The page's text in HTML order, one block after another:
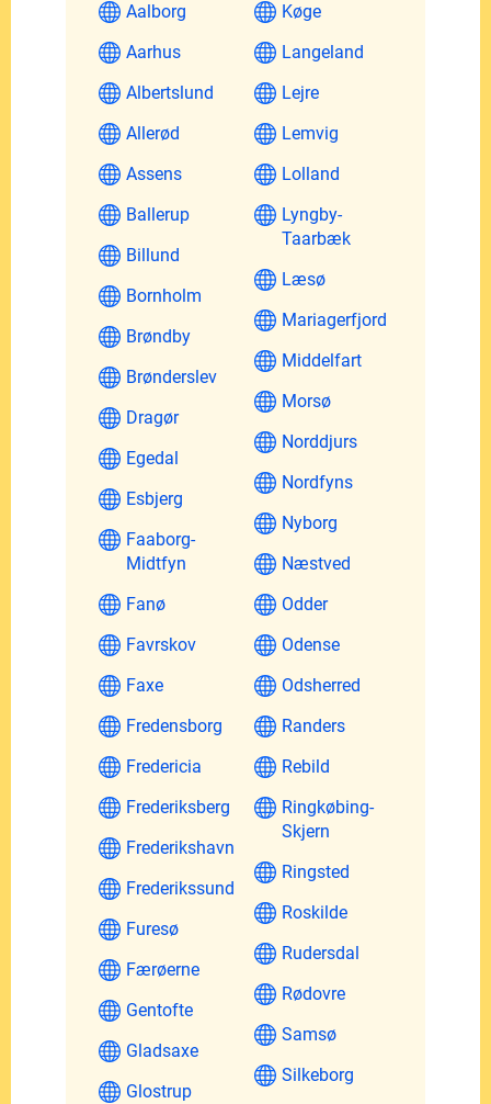
Aalborg
Aarhus
Albertslund
Allerød
Assens
Ballerup
Billund
Bornholm
Brøndby
Brønderslev
Dragør
Egedal
Esbjerg
Faaborg-
Midtfyn
Fanø
Favrskov
Faxe
Fredensborg
Fredericia
Frederiksberg
Frederikshavn
Frederikssund
Furesø
Færøerne
Gentofte
Gladsaxe
Glostrup
Køge
Langeland
Lejre
Lemvig
Lolland
Lyngby-
Taarbæk
Læsø
Mariagerfjord
Middelfart
Morsø
Norddjurs
Nordfyns
Nyborg
Næstved
Odder
Odense
Odsherred
Randers
Rebild
Ringkøbing-
Skjern
Ringsted
Roskilde
Rudersdal
Rødovre
Samsø
Silkeborg